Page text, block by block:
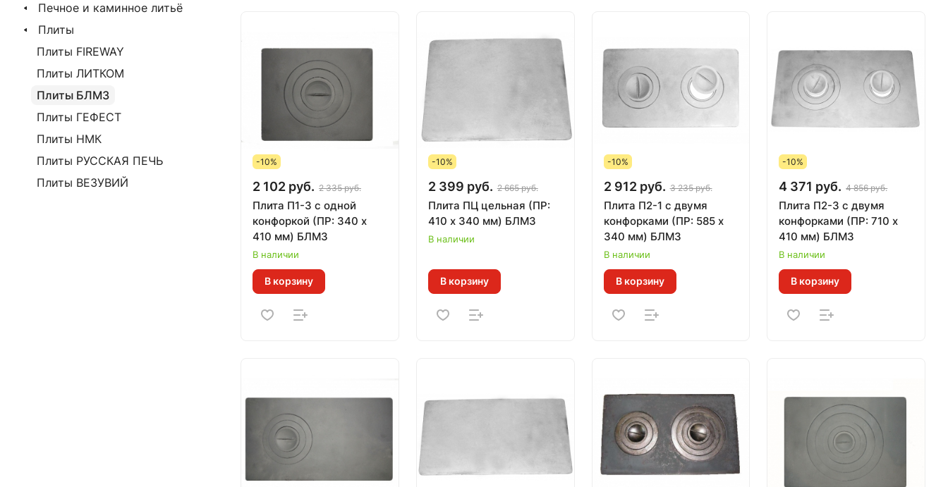
-10%
2 102 руб. 2 335 руб.
Плита П1-3 с одной
конфоркой (ПР: 340 х
410 мм) БЛМЗ
В наличии
В корзину
-10%
2 399 руб. 2 665 руб.
Плита ПЦ цельная (ПР:
410 х 340 мм) БЛМЗ
В наличии
В корзину
-10%
2 912 руб. 3 235 руб.
Плита П2-1 с двумя
конфорками (ПР: 585 х
340 мм) БЛМЗ
В наличии
В корзину
-10%
4 371 руб. 4 856 руб.
Плита П2-3 с двумя
конфорками (ПР: 710 х
410 мм) БЛМЗ
В наличии
В корзину
Печное и каминное литьё
Плиты
Плиты FIREWAY
Плиты ЛИТКОМ
Плиты БЛМЗ
Плиты ГЕФЕСТ
Плиты НМК
Плиты РУССКАЯ ПЕЧЬ
Плиты ВЕЗУВИЙ